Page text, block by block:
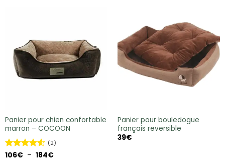
Panier pour chien confortable
marron – COCOON
Note 4.5
(2)
106€ – 184€Plage
Panier pour bouledogue
français reversible
39€